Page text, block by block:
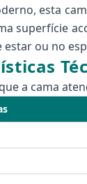
esta
superfície
estar ou no
a cama